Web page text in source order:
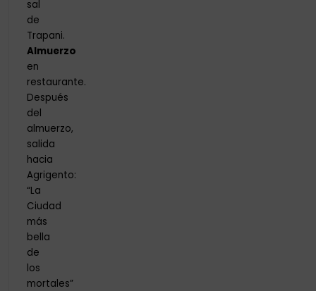
sal
de
Trapani.
Almuerzo
en
restaurante.
Después
del
almuerzo,
salida
hacia
Agrigento:
“La
Ciudad
más
bella
de
los
mortales”